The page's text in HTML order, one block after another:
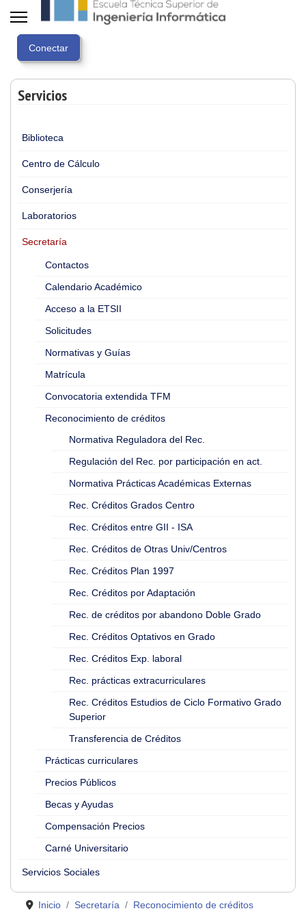
Servicios
Biblioteca
Centro de Cálculo
Conserjería
Laboratorios
Secretaría
Contactos
Calendario Académico
Acceso a la ETSII
Solicitudes
Normativas y Guías
Matrícula
Convocatoria extendida TFM
Reconocimiento de créditos
Normativa Reguladora del Rec.
Regulación del Rec. por participación en act.
Normativa Prácticas Académicas Externas
Rec. Créditos Grados Centro
Rec. Créditos entre GII - ISA
Rec. Créditos de Otras Univ/Centros
Rec. Créditos Plan 1997
Rec. Créditos por Adaptación
Rec. de créditos por abandono Doble Grado
Rec. Créditos Optativos en Grado
Rec. Créditos Exp. laboral
Rec. prácticas extracurriculares
Rec. Créditos Estudios de Ciclo Formativo Grado
Superior
Transferencia de Créditos
Prácticas curriculares
Precios Públicos
Becas y Ayudas
Compensación Precios
Carné Universitario
Servicios Sociales
Inicio Secretaría
Reconocimiento de créditos